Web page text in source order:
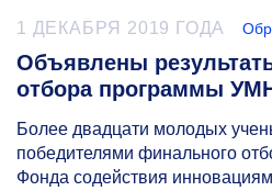
1 ДЕКАБРЯ 2019 ГОДА
Объявлены
отбора программы
Более двадцати молодых
победителями финального
Фонда содействия